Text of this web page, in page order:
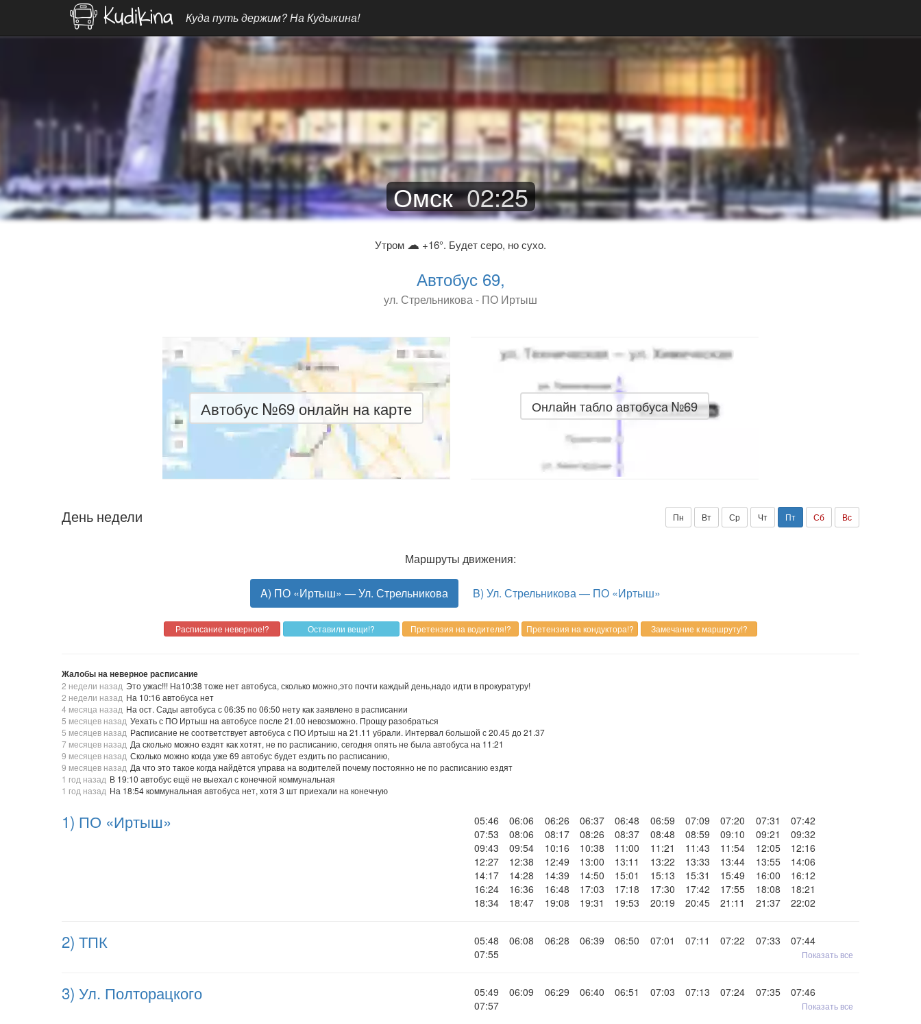
Куда путь держим? На Кудыкина!
Омск 02:25
Утром ☁ +16°. Будет серо, но сухо.
Автобус 69,
ул. Стрельникова - ПО Иртыш
Автобус №69 онлайн на карте Онлайн табло автобуса №69
День недели Пн Вт Ср Чт Пт Сб Вс
Маршруты движения:
A) ПО «Иртыш» — Ул. Стрельникова B) Ул. Стрельникова — ПО «Иртыш»
Жалобы на неверное расписание
2 недели назад Это ужас!!! На10:38 тоже нет автобуса, сколько можно,это почти каждый день,надо идти в прокуратуру!
2 недели назад На 10:16 автобуса нет
4 месяца назад На ост. Сады автобуса с 06:35 по 06:50 нету как заявлено в расписании
5 месяцев назад Уехать с ПО Иртыш на автобусе после 21.00 невозможно. Прощу разобраться
5 месяцев назад Расписание не соответствует автобуса с ПО Иртыш на 21.11 убрали. Интервал большой с 20.45 до 21.37
7 месяцев назад Да сколько можно ездят как хотят, не по расписанию, сегодня опять не была автобуса на 11:21
9 месяцев назад Сколько можно когда уже 69 автобус будет ездить по расписанию,
9 месяцев назад Да что это такое когда найдётся управа на водителей почему постоянно не по расписанию ездят
1 год назад В 19:10 автобус ещё не выехал с конечной коммунальная
1 год назад На 18:54 коммунальная автобуса нет, хотя 3 шт приехали на конечную
1) ПО «Иртыш» 05:46 06:06 06:26 06:37 06:48 06:59 07:09 07:20 07:31
07:42
07:53
08:06 08:17 08:26 08:37 08:48 08:59 09:10 09:21
09:32
09:43
09:54 10:16 10:38 11:00 11:21 11:43 11:54 12:05
12:16
12:27
12:38 12:49 13:00 13:11 13:22 13:33 13:44 13:55
14:06
14:17
14:28 14:39 14:50 15:01 15:13 15:31 15:49 16:00
16:12
16:24
16:36 16:48 17:03 17:18 17:30 17:42 17:55 18:08
18:21
18:34
18:47 19:08 19:31 19:53 20:19 20:45 21:11 21:37 22:02
2) ТПК 05:48 06:08 06:28 06:39 06:50 07:01 07:11 07:22 07:33
07:44
07:55
Показать все
3) Ул. Полторацкого 05:49 06:09 06:29 06:40 06:51 07:03 07:13 07:24 07:35
07:46
07:57
Показать все